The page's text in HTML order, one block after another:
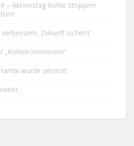
– Aktionstag Kohle Stoppen!
Zukunft sichern“
„Kohlekommission“
wurde zerstört